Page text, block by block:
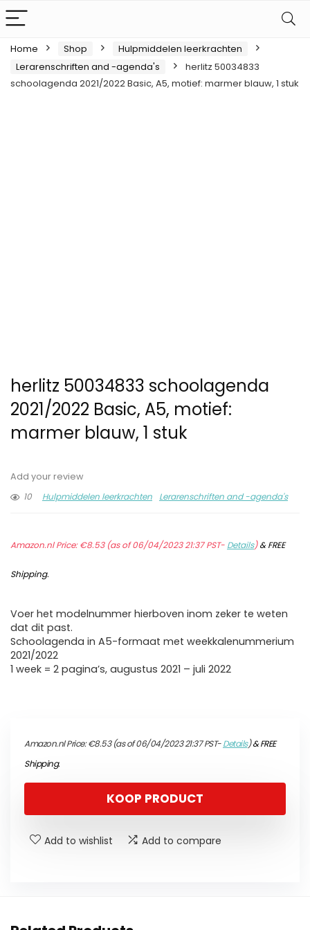
Home Shop
Hulpmiddelen leerkrachten
Lerarenschriften and -agenda's
herlitz 50034833
schoolagenda 2021/2022 Basic, A5, motief: marmer blauw, 1 stuk
herlitz 50034833 schoolagenda
2021/2022 Basic, A5, motief:
marmer blauw, 1 stuk
Add your review
10
Hulpmiddelen leerkrachten Lerarenschriften and -agenda's
Amazon.nl Price:€8.53(as of 06/04/2023 21:37 PST- Details)&FREE
Shipping.
Voer het modelnummer hierboven inom zeker te weten
dat dit past.
Schoolagenda in A5-formaat met weekkalenummerium
2021/2022
1 week = 2 pagina’s, augustus 2021 – juli 2022
Amazon.nl Price:€8.53(as of 06/04/2023 21:37 PST-Details)&FREE
Shipping.
KOOP PRODUCT
Add to wishlist Add to compare